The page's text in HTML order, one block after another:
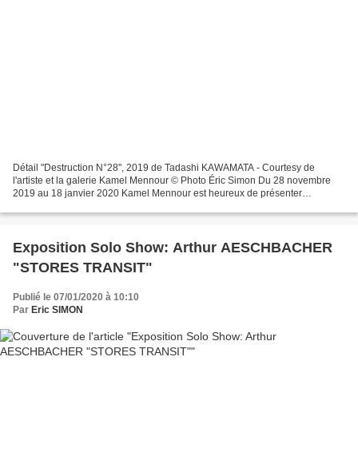
Détail "Destruction N°28", 2019 de Tadashi KAWAMATA - Courtesy de
l'artiste et la galerie Kamel Mennour © Photo Éric Simon Du 28 novembre
2019 au 18 janvier 2020 Kamel Mennour est heureux de présenter
Exposition Solo Show: Arthur AESCHBACHER
"STORES TRANSIT"
Publié le 07/01/2020 à 10:10
Par Eric SIMON